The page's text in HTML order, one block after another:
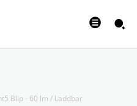
Blip - 60 lm / Laddbar